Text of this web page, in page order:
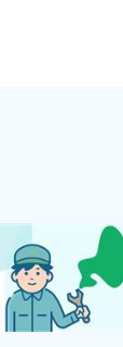
造
2026年
新